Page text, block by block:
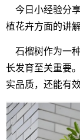
今日小经验分
植花卉方面的讲
石榴树作为一
长发育至关重要
实品质，还能有